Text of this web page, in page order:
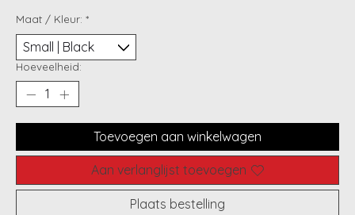
Maat / Kleur: *
Hoeveelheid:
Toevoegen aan winkelwagen
Aan verlanglijst toevoegen
Plaats bestelling